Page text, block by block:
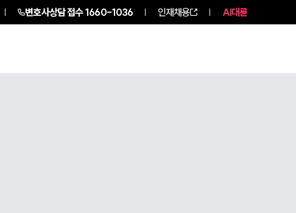
변호사상담 접수1660-1036 인재채용 AI대륜